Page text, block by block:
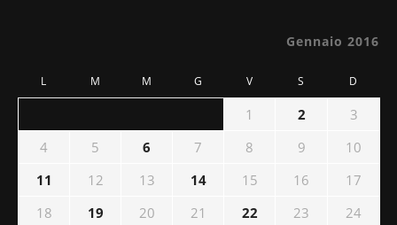
Gennaio 2016
L M M G V S D
1 2
3
4
5 6 7 8 9
10
11
12 13 14 15 16
17
18
19 20 21 22 23 24